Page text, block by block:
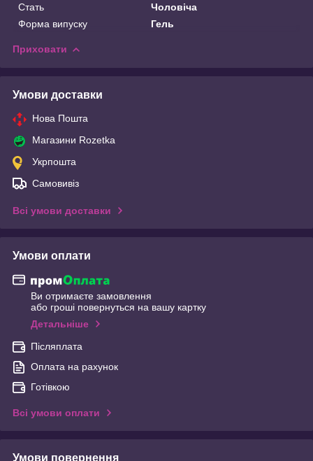
Стать
Чоловіча
Форма випуску
Гель
Приховати
Умови доставки
Нова Пошта
Магазини Rozetka
Укрпошта
Самовивіз
Всі умови доставки
Умови оплати
Ви отримаєте замовлення
або гроші повернуться на вашу картку
Детальніше
Післяплата
Оплата на рахунок
Готівкою
Всі умови оплати
Умови повернення